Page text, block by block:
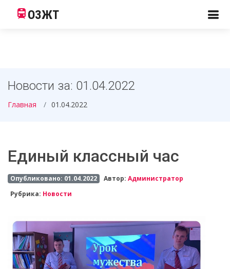
ОЗЖТ
Новости за: 01.04.2022
Главная 01.04.2022
Единый классный час
Опубликовано: 01.04.2022 Автор:Администратор
Рубрика: Новости